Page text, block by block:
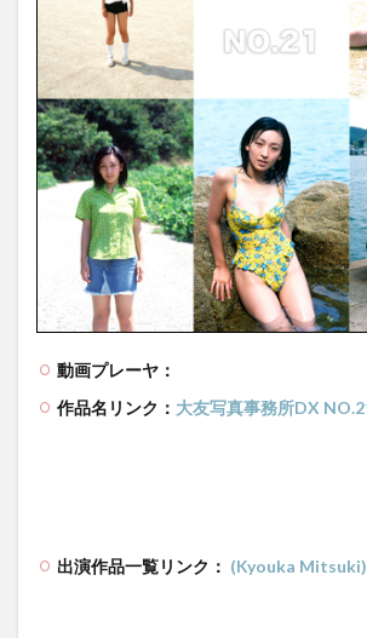
動画プレーヤ：
作品名リンク： 大友写真事務所DX
出演作品一覧リンク： (Kyouka Mitsuki)